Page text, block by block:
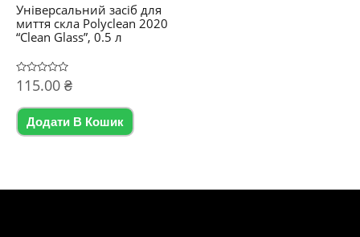
Універсальний засіб для
миття скла Polyclean 2020
“Clean Glass”, 0.5 л
Оцінено
в
з
115.00 ₴
Додати В Кошик